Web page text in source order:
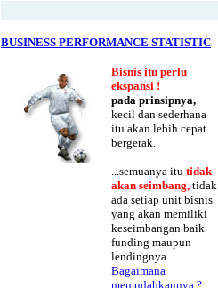
BUSINESS PERFORMANCE STATISTIC
Bisnis itu perlu
ekspansi !
pada prinsipnya,
kecil dan sederhana
itu akan lebih cepat
bergerak.
...semuanya itu tidak
akan seimbang, tidak
ada setiap unit bisnis
yang akan memiliki
keseimbangan baik
funding maupun
lendingnya.
Bagaimana
memudahkannya ?